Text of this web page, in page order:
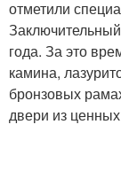
отметили
года. За это
камина,
бронзовых
двери из